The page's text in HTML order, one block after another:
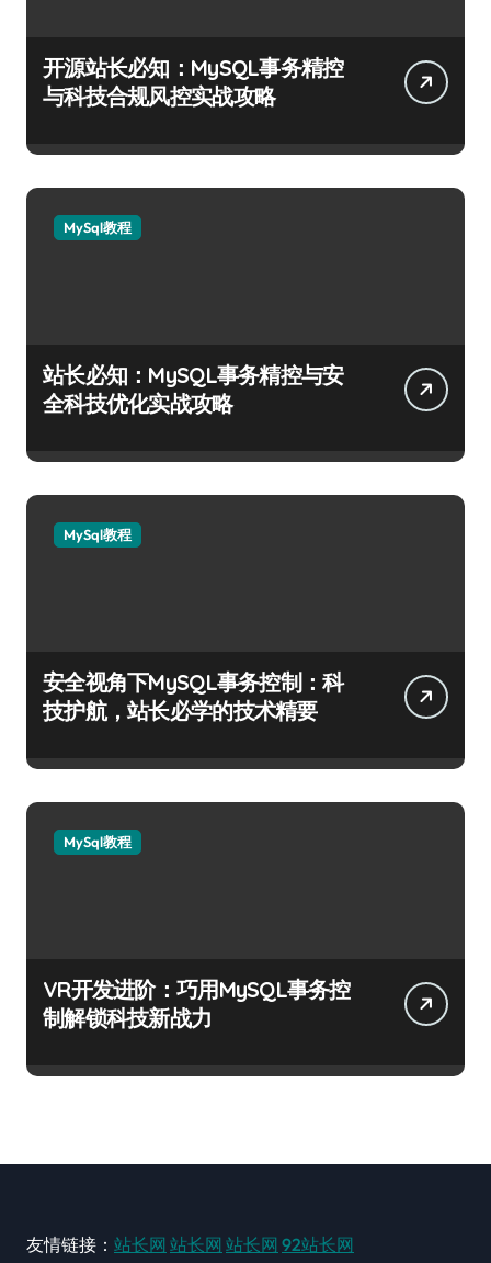
开源站长必知：MySQL事务精控
与科技合规风控实战攻略
MySql教程
站长必知：MySQL事务精控与安
全科技优化实战攻略
MySql教程
安全视角下MySQL事务控制：科
技护航，站长必学的技术精要
MySql教程
VR开发进阶：巧用MySQL事务控
制解锁科技新战力
友情链接： 站长网 站长网 站长网 92站长网